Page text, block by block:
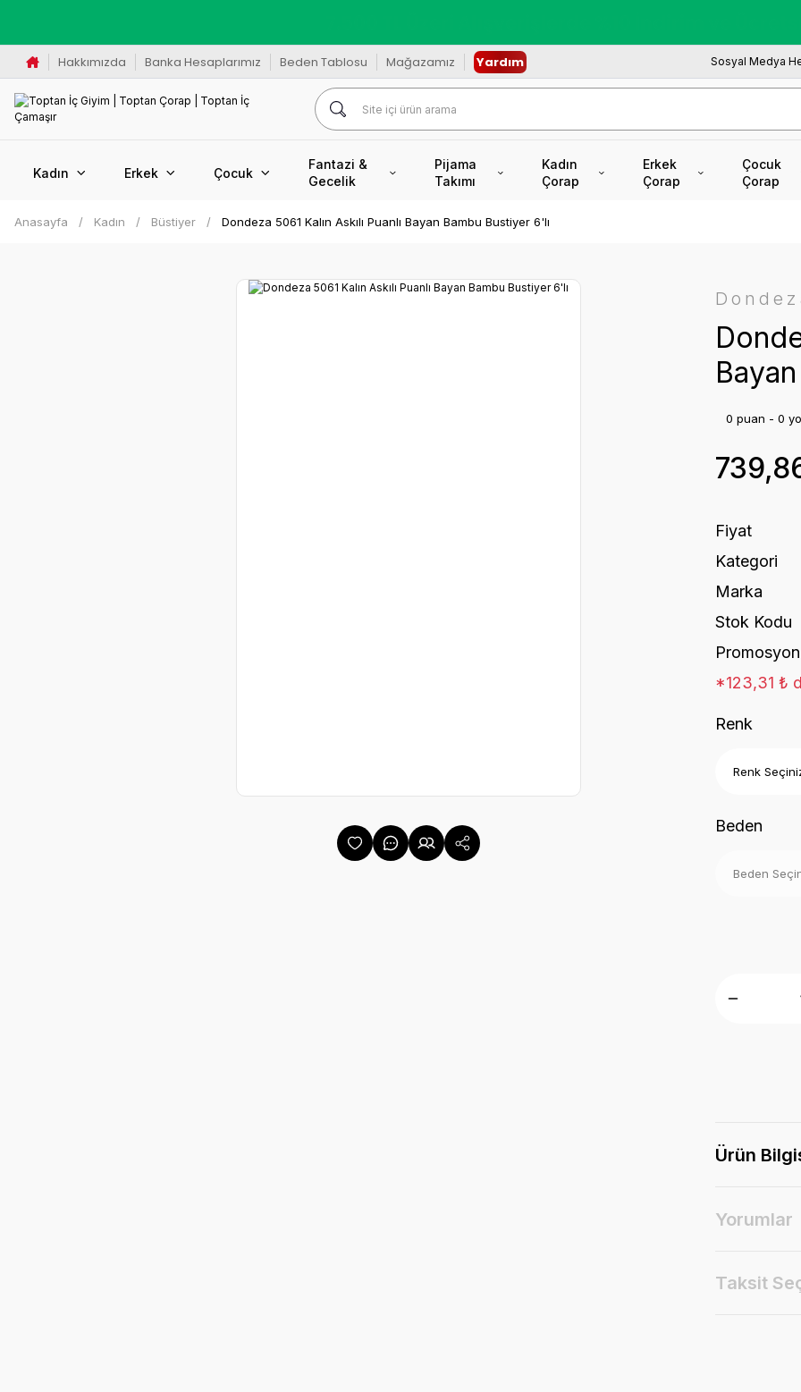
Hakkımızda Banka Hesaplarımız Beden Tablosu Mağazamız Yardım Sosyal Medya
Kadın Erkek Çocuk
Fantazi &
Gecelik
Pijama
Takımı
Kadın
Çorap
Erkek
Çorap
Çocuk
Çorap
Anasayfa Kadın Büstiyer Dondeza 5061 Kalın Askılı Puanlı Bayan Bambu Bustiyer 6'lı
0 puan - 0
Fiyat
Kategori
Marka
Stok Kodu
Promosyon
*123,31 ₺
Renk
Beden
Ürün
Yorumlar
Taksit